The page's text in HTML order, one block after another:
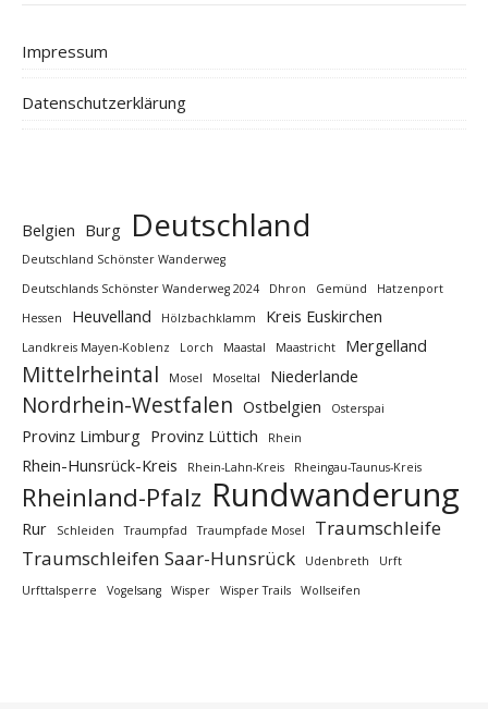
Impressum
Datenschutzerklärung
Belgien Burg Deutschland
Deutschland Schönster Wanderweg
Deutschlands Schönster Wanderweg 2024
Dhron Gemünd
Hatzenport
Hessen
Heuvelland Hölzbachklamm Kreis Euskirchen
Landkreis Mayen-Koblenz Lorch Maastal Maastricht Mergelland
Mittelrheintal Mosel Moseltal Niederlande
Nordrhein-Westfalen Ostbelgien Osterspai
Provinz Limburg Provinz Lüttich Rhein
Rhein-Hunsrück-Kreis Rhein-Lahn-Kreis Rheingau-Taunus-Kreis
Rheinland-Pfalz Rundwanderung
Rur Schleiden Traumpfad Traumpfade Mosel
Traumschleife
Traumschleifen Saar-Hunsrück
Udenbreth
Urft
Urfttalsperre
Vogelsang Wisper Wisper Trails Wollseifen